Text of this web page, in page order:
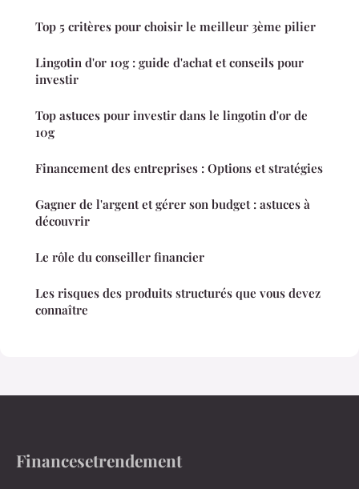
Top 5 critères pour choisir le meilleur 3ème pilier
Lingotin d'or 10g : guide d'achat et conseils pour
investir
Top astuces pour investir dans le lingotin d'or de
10g
Financement des entreprises : Options et stratégies
Gagner de l'argent et gérer son budget : astuces à
découvrir
Le rôle du conseiller financier
Les risques des produits structurés que vous devez
connaître
Financesetrendement